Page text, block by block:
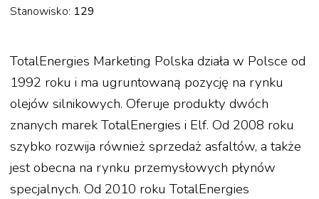
Stanowisko: 129
TotalEnergies Marketing Polska działa w Polsce od
1992 roku i ma ugruntowaną pozycję na rynku
olejów silnikowych. Oferuje produkty dwóch
znanych marek TotalEnergies i Elf. Od 2008 roku
szybko rozwija również sprzedaż asfaltów, a także
jest obecna na rynku przemysłowych płynów
specjalnych. Od 2010 roku TotalEnergies